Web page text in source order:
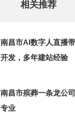
相关推荐
南昌市AI数字人直播
开发，多年建站经验
南昌市殡葬一条龙公
专业